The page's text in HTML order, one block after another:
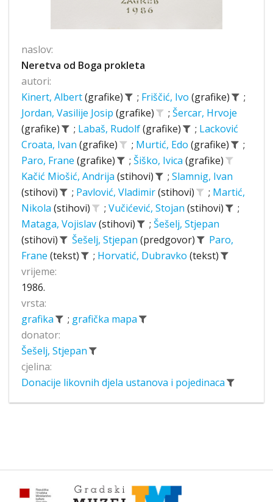
naslov:
Neretva od Boga prokleta
autori:
Kinert, Albert(grafike) ; Friščić, Ivo (grafike)
;
Jordan, Vasilije Josip (grafike) ; Šercar, Hrvoje
(grafike)
; Labaš, Rudolf(grafike) ; Lacković
Croata, Ivan (grafike) ; Murtić, Edo (grafike)
;
Paro, Frane (grafike) ; Šiško, Ivica (grafike)
Kačić Miošić, Andrija (stihovi) ; Slamnig, Ivan
(stihovi)
; Pavlović, Vladimir(stihovi) ; Martić,
Nikola (stihovi) ; Vučićević, Stojan (stihovi)
;
Mataga, Vojislav(stihovi) ; Šešelj, Stjepan
(stihovi)
Šešelj, Stjepan (predgovor)
Paro,
Frane (tekst) ; Horvatić, Dubravko (tekst)
vrijeme:
1986.
vrsta:
grafika
; grafička mapa
donator:
Šešelj, Stjepan
cjelina:
Donacije likovnih djela ustanova i pojedinaca